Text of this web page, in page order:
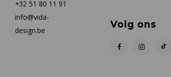
+32 51 80 11 91
info@vida-
design.be
Volg ons